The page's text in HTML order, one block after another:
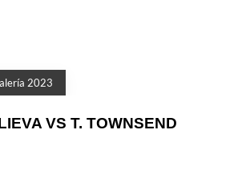
2023
VS T. TOWNSEND